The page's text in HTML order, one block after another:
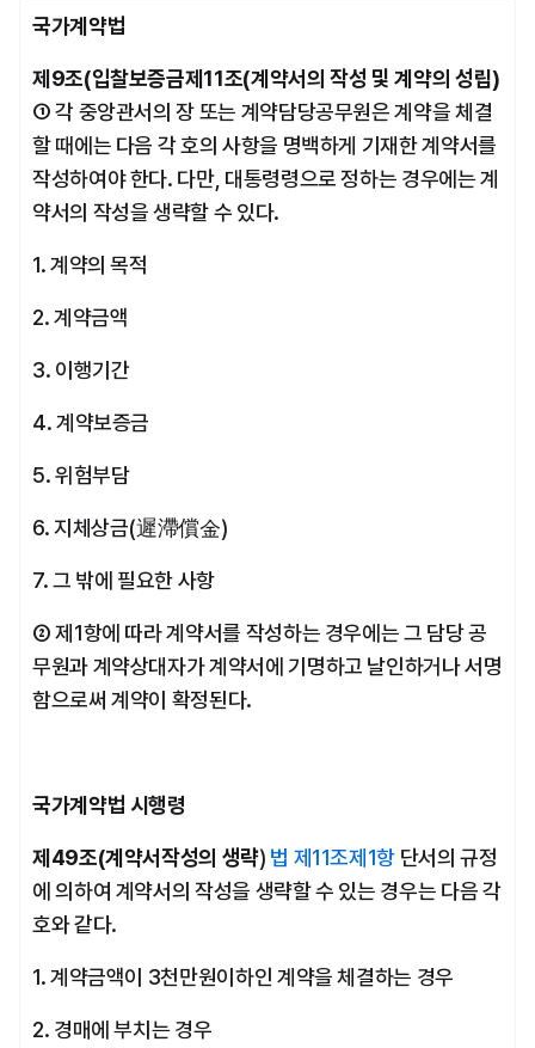
국가계약법
① 각 중앙관서의 장 또는 계약담당공무원은 계약을 체결
할 때에는 다음 각 호의 사항을 명백하게 기재한 계약서를
작성하여야 한다. 다만, 대통령령으로 정하는 경우에는 계
약서의 작성을 생략할 수 있다.
1. 계약의 목적
2. 계약금액
3. 이행기간
4. 계약보증금
5. 위험부담
6. 지체상금(遲滯償金)
7. 그 밖에 필요한 사항
② 제1항에 따라 계약서를 작성하는 경우에는 그 담당 공
무원과 계약상대자가 계약서에 기명하고 날인하거나 서명
함으로써 계약이 확정된다.
국가계약법 시행령
제49조(계약서작성의 생략) 법 제11조제1항 단서의 규정
에 의하여 계약서의 작성을 생략할 수 있는 경우는 다음 각
호와 같다.
1. 계약금액이 3천만원이하인 계약을 체결하는 경우
2. 경매에 부치는 경우